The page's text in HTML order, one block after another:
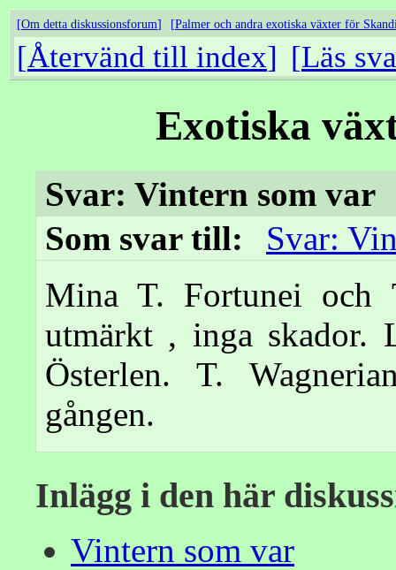
Om detta diskussionsforum Palmer och andra exotiska växter för
Återvänd till index Läs
Exotiska
Svar: Vintern som var
Som svar till:
Svar:
Mina T. Fortunei och
utmärkt , inga skador.
Österlen. T.
gången.
Inlägg i den här
Vintern som var